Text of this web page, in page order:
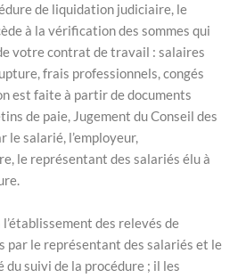
de liquidation judiciaire, le
à la vérification des sommes qui
votre contrat de travail : salaires
frais professionnels, congés
est faite à partir de documents
de paie, Jugement du Conseil des
le salarié, l’employeur,
le représentant des salariés élu à
des relevés de
par le représentant des salariés et le
du suivi de la procédure ; il les